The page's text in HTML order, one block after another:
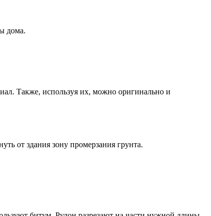
дома.
Также, используя их, можно оригинально и
от здания зону промерзания грунта.